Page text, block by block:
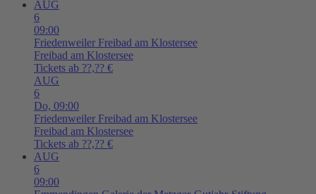
AUG
6
09:00
Friedenweiler Freibad am Klostersee
Freibad am Klostersee
Tickets ab ??,?? €
AUG
6
Do, 09:00
Friedenweiler Freibad am Klostersee
Freibad am Klostersee
Tickets ab ??,?? €
AUG
6
09:00